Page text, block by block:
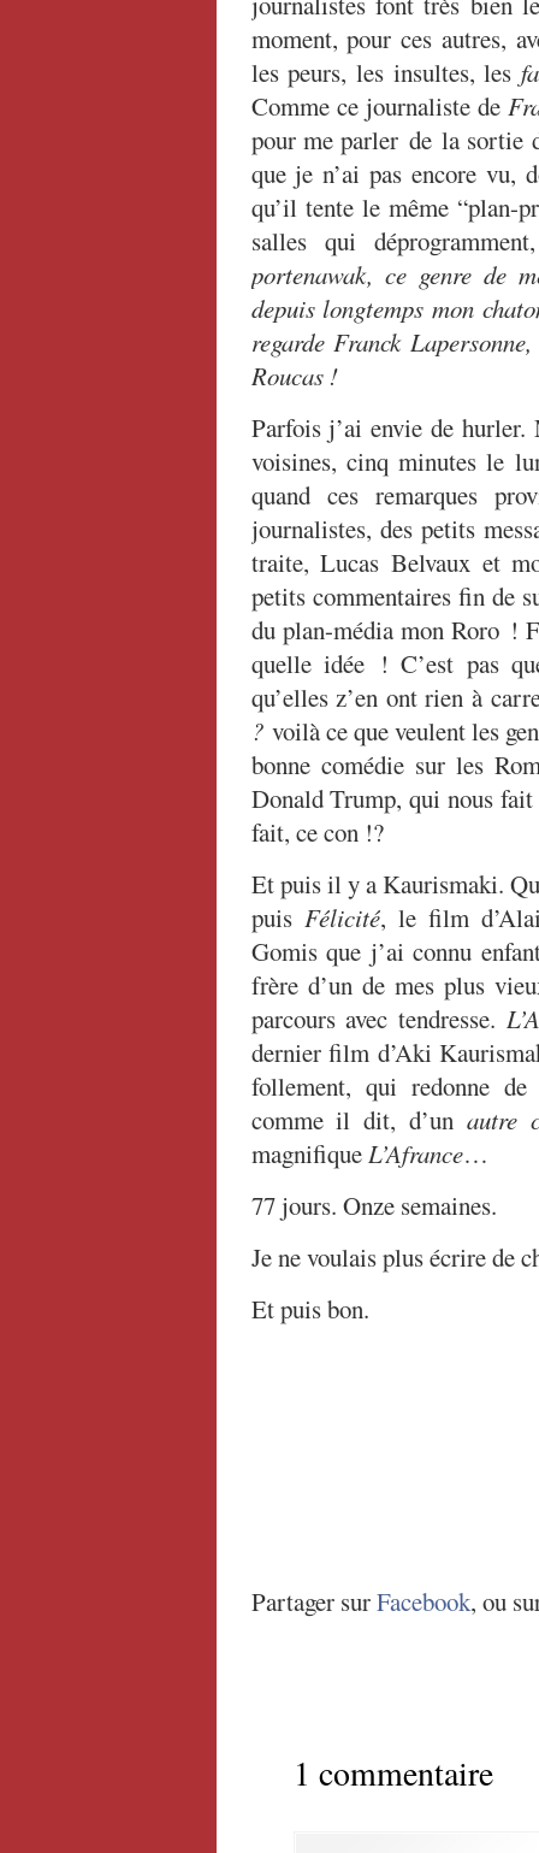
moment, pour ces autres,
les peurs, les insultes, les
Comme ce journaliste de
pour me parler de la
que je n’ai pas encore vu,
qu’il tente le même “plan-
salles qui
portenawak, ce genre de
depuis longtemps mon
regarde Franck
Roucas !
Parfois j’ai envie de
voisines, cinq minutes le
quand ces remarques
journalistes, des petits
traite, Lucas Belvaux et
petits commentaires fin de
du plan-média mon Roro !
quelle idée ! C’est pas
qu’elles z’en ont rien à
?voilà ce que veulent les
bonne comédie sur les
Donald Trump, qui nous
fait, ce con !?
Et puis il y a Kaurismaki.
puis Félicité, le film
Gomis que j’ai connu
frère d’un de mes plus
parcours avec tendresse.
dernier film d’Aki
follement, qui redonne
comme il dit, d’unautre
magnifiqueL’Afrance…
77 jours. Onze semaines.
Je ne voulais plus écrire de
Et puis bon.
Partager surFacebook, ou
1 commentaire